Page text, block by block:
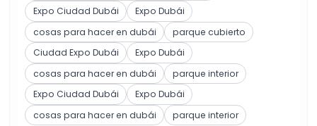
Expo Ciudad Dubái
Expo Dubái
cosas para hacer en dubái
parque cubierto
Ciudad Expo Dubái
Expo Dubái
cosas para hacer en dubái
parque interior
Expo Ciudad Dubái
Expo Dubái
cosas para hacer en dubái
parque interior